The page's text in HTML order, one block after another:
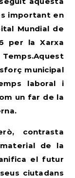
important en
Mundial de
per la Xarxa
municipal
laboral i
un far de la
contrasta
de la
el futur
ciutadans